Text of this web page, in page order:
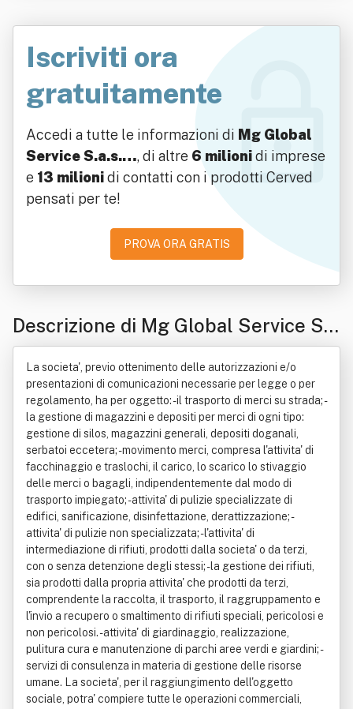
Iscriviti ora
gratuitamente
Accedi a tutte le informazioni di Mg Global
Service S.a.s.…, di altre 6 milionidi imprese
e 13 milionidi contatti con i prodotti Cerved
pensati per te!
PROVA ORA GRATIS
Descrizione di Mg Global Service S.
a.s. Di Gorini Massimiliano & C.
La societa', previo ottenimento delle autorizzazioni e/o
presentazioni di comunicazioni necessarie per legge o per
regolamento, ha per oggetto: - il trasporto di merci su strada; -
la gestione di magazzini e depositi per merci di ogni tipo:
gestione di silos, magazzini generali, depositi doganali,
serbatoi eccetera; - movimento merci, compresa l'attivita' di
facchinaggio e traslochi, il carico, lo scarico lo stivaggio
delle merci o bagagli, indipendentemente dal modo di
trasporto impiegato; - attivita' di pulizie specializzate di
edifici, sanificazione, disinfettazione, derattizzazione; -
attivita' di pulizie non specializzata; - l'attivita' di
intermediazione di rifiuti, prodotti dalla societa' o da terzi,
con o senza detenzione degli stessi; - la gestione dei rifiuti,
sia prodotti dalla propria attivita' che prodotti da terzi,
comprendente la raccolta, il trasporto, il raggruppamento e
l'invio a recupero o smaltimento di rifiuti speciali, pericolosi e
non pericolosi. - attivita' di giardinaggio, realizzazione,
pulitura cura e manutenzione di parchi aree verdi e giardini; -
servizi di consulenza in materia di gestione delle risorse
umane. La societa', per il raggiungimento dell'oggetto
sociale, potra' compiere tutte le operazioni commerciali,